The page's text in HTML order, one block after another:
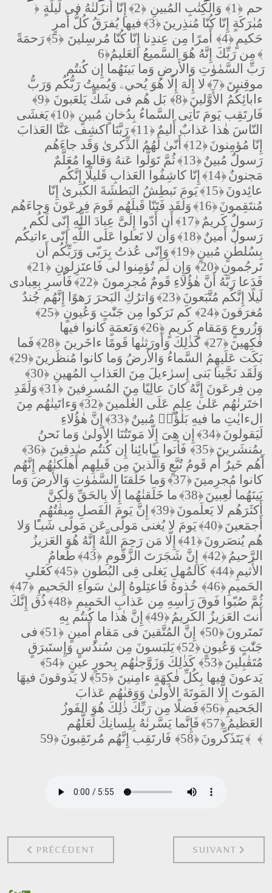
﴿ حم ﴿1﴾ وَالكِتٰبِ المُبينِ ﴿2﴾
إِنّا أَنزَلنٰهُ فى لَيلَةٍ
مُبٰرَكَةٍ إِنّا كُنّا مُنذِرينَ﴿3﴾
فيها يُفرَقُ كُلُّ أَمرٍ
حَكيمٍ ﴿4﴾ أَمرًا مِن عِندِنا إِنّا كُنّا مُرسِلينَ ﴿5﴾
رَحمَةً
مِن رَبِّكَ إِنَّهُ هُوَ السَّميعُ العَليمُ﴿6﴾
رَبِّ السَّمٰوٰتِ وَالأَرضِ وَما بَينَهُما إِن كُنتُم
موقِنينَ﴿7﴾
لا إِلٰهَ إِلّا هُوَ يُحيۦ وَيُميتُ رَبُّكُم وَرَبُّ
ءابائِكُمُ الأَوَّلينَ﴿8﴾ بَل هُم فى شَكٍّ يَلعَبونَ ﴿9﴾
فَارتَقِب يَومَ تَأتِى السَّماءُ بِدُخانٍ مُبينٍ ﴿10﴾
يَغشَى
النّاسَ هٰذا عَذابٌ أَليمٌ ﴿11﴾
رَبَّنَا اكشِف عَنَّا العَذابَ
إِنّا مُؤمِنونَ﴿12﴾
أَنّىٰ لَهُمُ الذِّكرىٰ وَقَد جاءَهُم
رَسولٌ مُبينٌ﴿13﴾
ثُمَّ تَوَلَّوا عَنهُ وَقالوا مُعَلَّمٌ
مَجنونٌ﴿14﴾
إِنّا كاشِفُوا العَذابِ قَليلًا إِنَّكُم
عائِدونَ﴿15﴾
يَومَ نَبطِشُ البَطشَةَ الكُبرىٰ إِنّا
مُنتَقِمونَ﴿16﴾
وَلَقَد فَتَنّا قَبلَهُم قَومَ فِرعَونَ وَجاءَهُم
رَسولٌ كَريمٌ ﴿17﴾
أَن أَدّوا إِلَىَّ عِبادَ اللَّهِ إِنّى لَكُم
رَسولٌ أَمينٌ﴿18﴾
وَأَن لا تَعلوا عَلَى اللَّهِ إِنّى ءاتيكُم
بِسُلطٰنٍ مُبينٍ﴿19﴾
وَإِنّى عُذتُ بِرَبّى وَرَبِّكُم أَن
تَرجُمونِ﴿20﴾ وَإِن لَم تُؤمِنوا لى فَاعتَزِلونِ ﴿21﴾
فَدَعا رَبَّهُ أَنَّ هٰؤُلاءِ قَومٌ مُجرِمونَ ﴿22﴾
فَأَسرِ بِعِبادى
لَيلًا إِنَّكُم مُتَّبَعونَ﴿23﴾
وَاترُكِ البَحرَ رَهوًا إِنَّهُم جُندٌ
مُغرَقونَ﴿24﴾ كَم تَرَكوا مِن جَنّٰتٍ وَعُيونٍ ﴿25﴾
وَزُروعٍ وَمَقامٍ كَريمٍ ﴿26﴾
وَنَعمَةٍ كانوا فيها
فٰكِهينَ﴿27﴾ كَذٰلِكَ وَأَورَثنٰها قَومًا ءاخَرينَ ﴿28﴾
فَما
بَكَت عَلَيهِمُ السَّماءُ وَالأَرضُ وَما كانوا مُنظَرينَ﴿29﴾
وَلَقَد نَجَّينا بَنى إِسرٰءيلَ مِنَ العَذابِ المُهينِ ﴿30﴾
مِن فِرعَونَ إِنَّهُ كانَ عالِيًا مِنَ المُسرِفينَ ﴿31﴾
وَلَقَدِ
اختَرنٰهُم عَلىٰ عِلمٍ عَلَى العٰلَمينَ﴿32﴾
وَءاتَينٰهُم مِنَ
الءايٰتِ ما فيهِ بَلٰؤٌا۟ مُبينٌ﴿33﴾
إِنَّ هٰؤُلاءِ
لَيَقولونَ﴿34﴾
إِن هِىَ إِلّا مَوتَتُنَا الأولىٰ وَما نَحنُ
بِمُنشَرينَ﴿35﴾ فَأتوا بِـٔابائِنا إِن كُنتُم صٰدِقينَ ﴿36﴾
أَهُم خَيرٌ أَم قَومُ تُبَّعٍ وَالَّذينَ مِن قَبلِهِم أَهلَكنٰهُم إِنَّهُم
كانوا مُجرِمينَ﴿37﴾
وَما خَلَقنَا السَّمٰوٰتِ وَالأَرضَ وَما
بَينَهُما لٰعِبينَ﴿38﴾
ما خَلَقنٰهُما إِلّا بِالحَقِّ وَلٰكِنَّ
أَكثَرَهُم لا يَعلَمونَ﴿39﴾
إِنَّ يَومَ الفَصلِ ميقٰتُهُم
أَجمَعينَ﴿40﴾
يَومَ لا يُغنى مَولًى عَن مَولًى شَيـًٔا وَلا
هُم يُنصَرونَ﴿41﴾
إِلّا مَن رَحِمَ اللَّهُ إِنَّهُ هُوَ العَزيزُ
الرَّحيمُ ﴿42﴾ إِنَّ شَجَرَتَ الزَّقّومِ ﴿43﴾
طَعامُ
الأَثيمِ ﴿44﴾ كَالمُهلِ يَغلى فِى البُطونِ ﴿45﴾
كَغَلىِ
الحَميمِ ﴿46﴾ خُذوهُ فَاعتِلوهُ إِلىٰ سَواءِ الجَحيمِ ﴿47﴾
ثُمَّ صُبّوا فَوقَ رَأسِهِ مِن عَذابِ الحَميمِ ﴿48﴾
ذُق إِنَّكَ
أَنتَ العَزيزُ الكَريمُ ﴿49﴾
إِنَّ هٰذا ما كُنتُم بِهِ
تَمتَرونَ﴿50﴾ إِنَّ المُتَّقينَ فى مَقامٍ أَمينٍ ﴿51﴾
فى
جَنّٰتٍ وَعُيونٍ﴿52﴾
يَلبَسونَ مِن سُندُسٍ وَإِستَبرَقٍ
مُتَقٰبِلينَ﴿53﴾ كَذٰلِكَ وَزَوَّجنٰهُم بِحورٍ عينٍ ﴿54﴾
يَدعونَ فيها بِكُلِّ فٰكِهَةٍ ءامِنينَ ﴿55﴾
لا يَذوقونَ فيهَا
المَوتَ إِلَّا المَوتَةَ الأولىٰ وَوَقىٰهُم عَذابَ
الجَحيمِ ﴿56﴾
فَضلًا مِن رَبِّكَ ذٰلِكَ هُوَ الفَوزُ
العَظيمُ ﴿57﴾
فَإِنَّما يَسَّرنٰهُ بِلِسانِكَ لَعَلَّهُم
يَتَذَكَّرونَ﴿58﴾ فَارتَقِب إِنَّهُم مُرتَقِبونَ ﴿59﴾ ﴾
ARTICLE PRÉCÉDENT : 45 : AL-JATHIYA الجاثية PRÉCÉDENT SUIVANT